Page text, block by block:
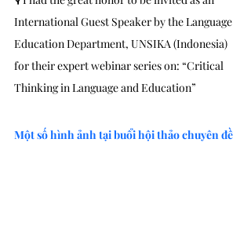
International Guest Speaker by the Language
Education Department, UNSIKA (Indonesia)
for their expert webinar series on: “Critical
Thinking in Language and Education”
Một số hình ảnh tại buổi hội thảo chuyên đề